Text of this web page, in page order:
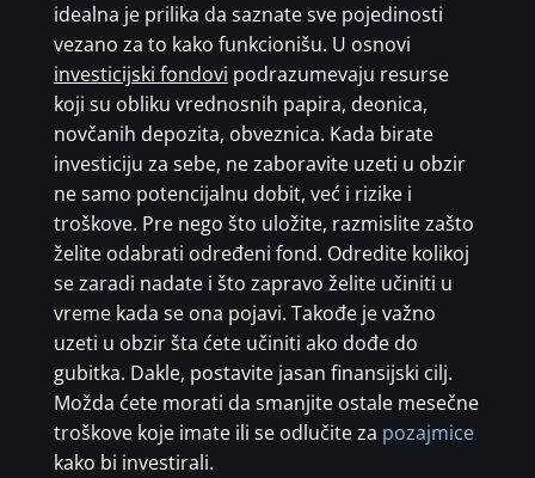
idealna je prilika da saznate sve pojedinosti
vezano za to kako funkcionišu. U osnovi
investicijski fondovi podrazumevaju resurse
koji su obliku vrednosnih papira, deonica,
novčanih depozita, obveznica. Kada birate
investiciju za sebe, ne zaboravite uzeti u obzir
ne samo potencijalnu dobit, već i rizike i
troškove. Pre nego što uložite, razmislite zašto
želite odabrati određeni fond. Odredite kolikoj
se zaradi nadate i što zapravo želite učiniti u
vreme kada se ona pojavi. Takođe je važno
uzeti u obzir šta ćete učiniti ako dođe do
gubitka. Dakle, postavite jasan finansijski cilj.
Možda ćete morati da smanjite ostale mesečne
troškove koje imate ili se odlučite za pozajmice
kako bi investirali.